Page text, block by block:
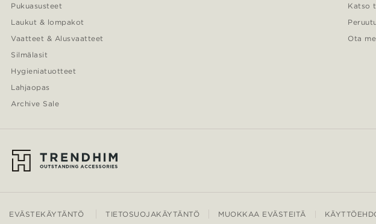
Pukuasusteet
Laukut & lompakot
Vaatteet & Alusvaatteet
Silmälasit
Hygieniatuotteet
Lahjaopas
Archive Sale
Katso
Ota
EVÄSTEKÄYTÄNTÖ TIETOSUOJAKÄYTÄNTÖ MUOKKAA EVÄSTEITÄ